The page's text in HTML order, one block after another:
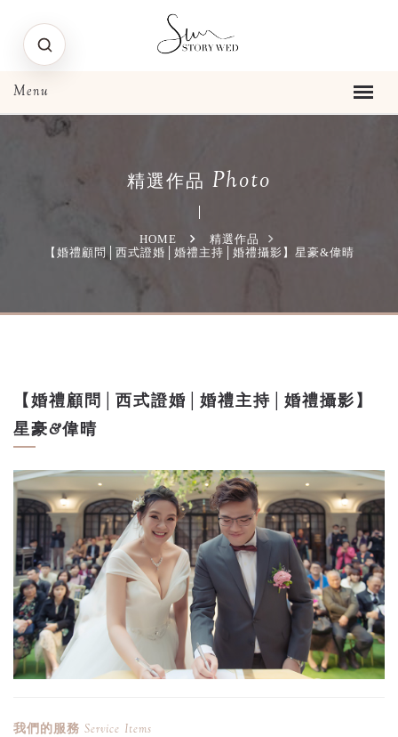
精選作品 Photo
HOME
精選作品
【婚禮顧問│西式證婚│婚禮主持│婚禮攝影】星豪&偉晴
【婚禮顧問│西式證婚│婚禮主持│婚禮攝影】
星豪&偉晴
我們的服務 Service Items